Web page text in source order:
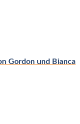
Gordon und Bianca